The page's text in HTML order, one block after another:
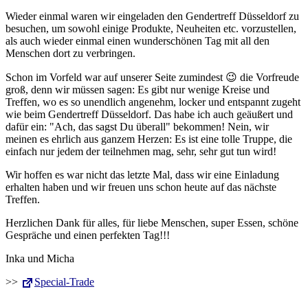
Wieder einmal waren wir eingeladen den Gendertreff Düsseldorf zu
besuchen, um sowohl einige Produkte, Neuheiten etc. vorzustellen,
als auch wieder einmal einen wunderschönen Tag mit all den
Menschen dort zu verbringen.
Schon im Vorfeld war auf unserer Seite zumindest 😉 die Vorfreude
groß, denn wir müssen sagen: Es gibt nur wenige Kreise und
Treffen, wo es so unendlich angenehm, locker und entspannt zugeht
wie beim Gendertreff Düsseldorf. Das habe ich auch geäußert und
dafür ein: "Ach, das sagst Du überall" bekommen! Nein, wir
meinen es ehrlich aus ganzem Herzen: Es ist eine tolle Truppe, die
einfach nur jedem der teilnehmen mag, sehr, sehr gut tun wird!
Wir hoffen es war nicht das letzte Mal, dass wir eine Einladung
erhalten haben und wir freuen uns schon heute auf das nächste
Treffen.
Herzlichen Dank für alles, für liebe Menschen, super Essen, schöne
Gespräche und einen perfekten Tag!!!
Inka und Micha
>>
Special-Trade